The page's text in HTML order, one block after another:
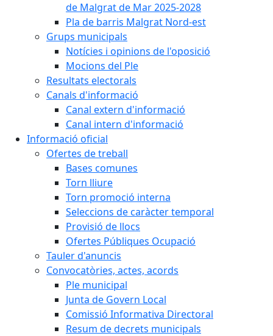
de Malgrat de Mar 2025-2028
Pla de barris Malgrat Nord-est
Grups municipals
Notícies i opinions de l'oposició
Mocions del Ple
Resultats electorals
Canals d'informació
Canal extern d'informació
Canal intern d'informació
Informació oficial
Ofertes de treball
Bases comunes
Torn lliure
Torn promoció interna
Seleccions de caràcter temporal
Provisió de llocs
Ofertes Públiques Ocupació
Tauler d'anuncis
Convocatòries, actes, acords
Ple municipal
Junta de Govern Local
Comissió Informativa Directoral
Resum de decrets municipals